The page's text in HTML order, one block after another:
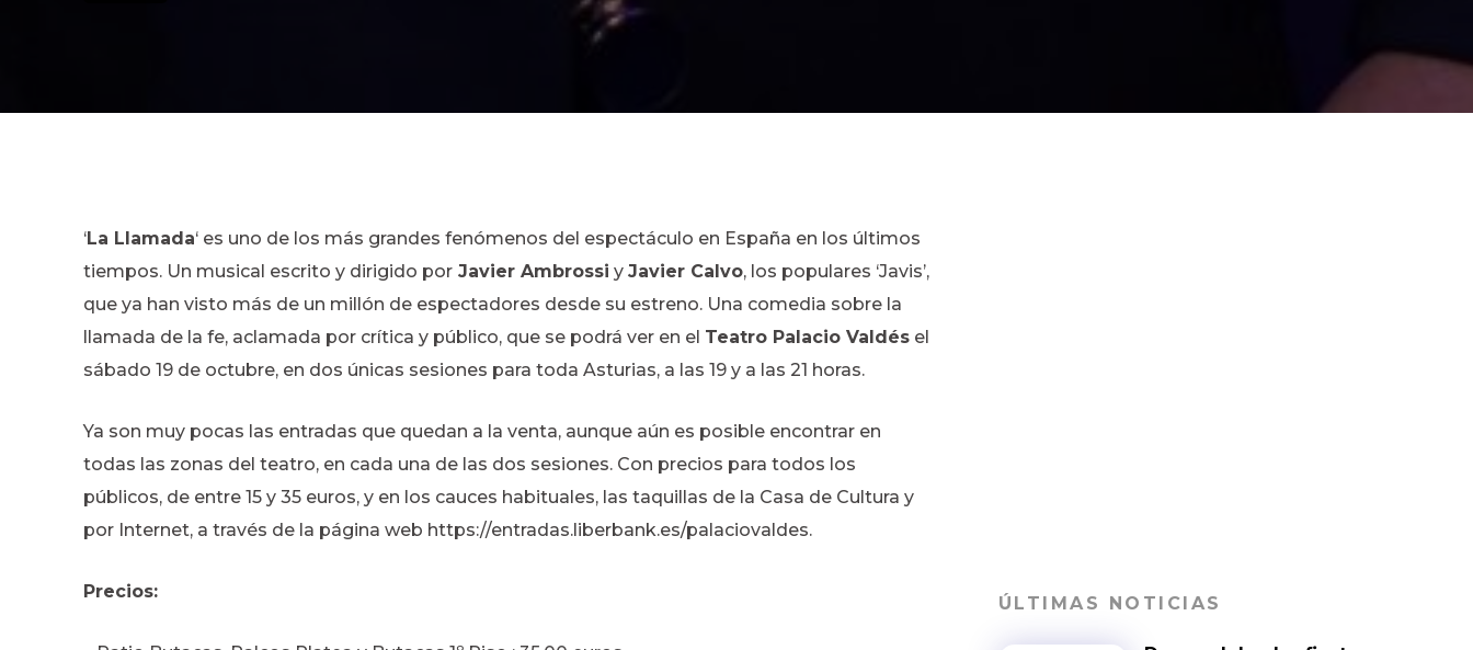
‘La Llamada‘ es uno de los más grandes fenómenos del espectáculo en España en los últimos
tiempos. Un musical escrito y dirigido por Javier Ambrossi y Javier Calvo, los populares ‘Javis’,
que ya han visto más de un millón de espectadores desde su estreno. Una comedia sobre la
llamada de la fe, aclamada por crítica y público, que se podrá ver en el Teatro Palacio Valdés el
sábado 19 de octubre, en dos únicas sesiones para toda Asturias, a las 19 y a las 21 horas.
Ya son muy pocas las entradas que quedan a la venta, aunque aún es posible encontrar en
todas las zonas del teatro, en cada una de las dos sesiones. Con precios para todos los
públicos, de entre 15 y 35 euros, y en los cauces habituales, las taquillas de la Casa de Cultura y
por Internet, a través de la página web https://entradas.liberbank.es/palaciovaldes.
Precios:
ÚLTIMAS NOTICIAS